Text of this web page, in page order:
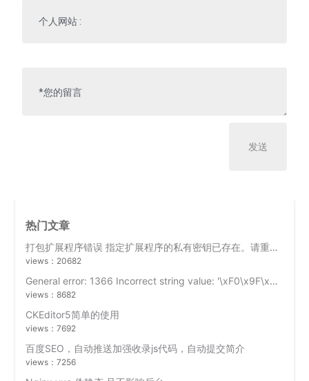
热门文章
打包扩展程序错误 指定扩展程序的私有密钥已存在。请重复使用该密钥，或者先删除它。
views：20682
General error: 1366 Incorrect string value: '\xF0\x9F\x98\x8A' for column
views：8682
CKEditor5简单的使用
views：7692
百度SEO，自动推送加强收录js代码，自动提交简介
views：7256